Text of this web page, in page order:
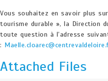
Vous souhaitez en savoir plus
tourisme durable », la Direction
toute question à l’adresse
:
Attached Files